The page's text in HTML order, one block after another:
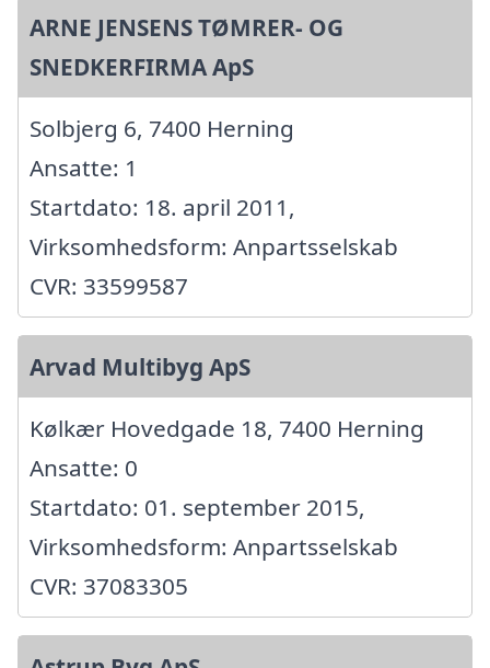
ARNE JENSENS TØMRER- OG
SNEDKERFIRMA ApS
Solbjerg 6, 7400 Herning
Ansatte: 1
Startdato: 18. april 2011,
Virksomhedsform: Anpartsselskab
CVR: 33599587
Arvad Multibyg ApS
Kølkær Hovedgade 18, 7400 Herning
Ansatte: 0
Startdato: 01. september 2015,
Virksomhedsform: Anpartsselskab
CVR: 37083305